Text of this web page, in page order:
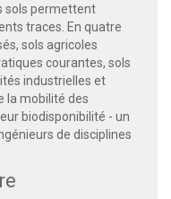
sols permettent
traces. En quatre
sols agricoles
courantes, sols
industrielles et
la mobilité des
biodisponibilité - un
de disciplines